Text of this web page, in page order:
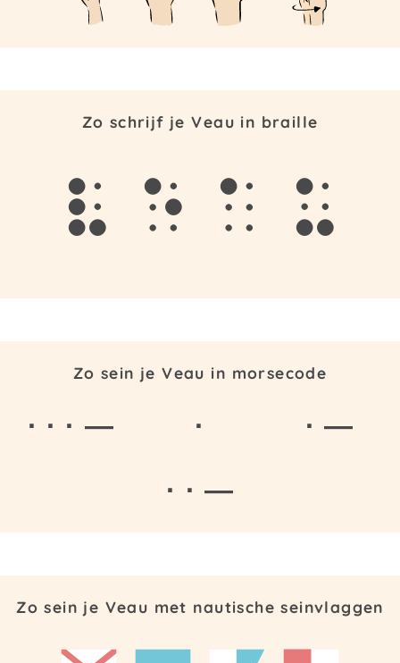
Zo schrijf je Veau in braille
v e a u
Zo sein je Veau in morsecode
· · · — ·
· —
· · —
Zo sein je Veau met nautische seinvlaggen